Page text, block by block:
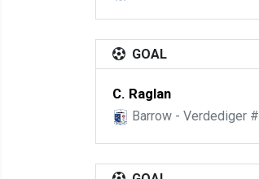
GOAL
C. Raglan
Barrow - Verdediger #